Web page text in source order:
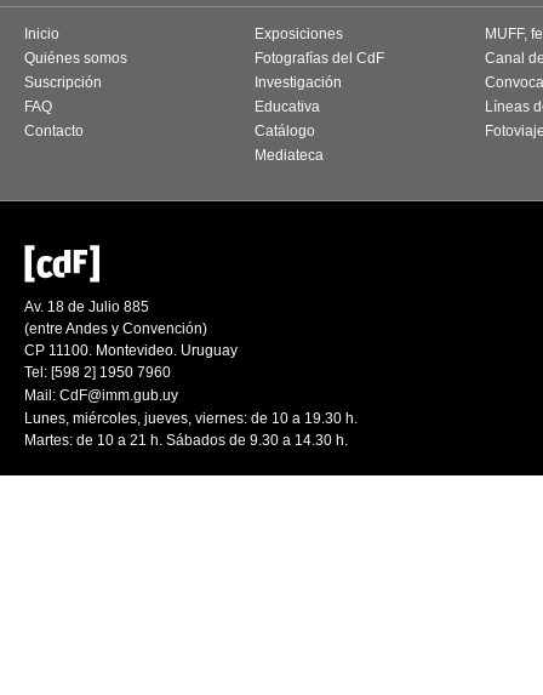
Inicio
Quiénes somos
Suscripción
FAQ
Contacto
Exposiciones
Fotografías del CdF
Investigación
Educativa
Catálogo
Mediateca
MUFF,
Canal
Líneas
Av. 18 de Julio 885
(entre Andes y Convención)
CP 11100. Montevideo. Uruguay
Tel: [598 2] 1950 7960
Mail: CdF@imm.gub.uy
Lunes, miércoles, jueves, viernes: de 10 a 19.30 h.
Martes: de 10 a 21 h. Sábados de 9.30 a 14.30 h.